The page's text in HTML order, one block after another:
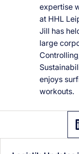
expertise
at HHL
Jill has
large
enjoys
workouts.